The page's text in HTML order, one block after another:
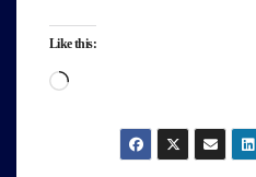
Like this:
Loading…